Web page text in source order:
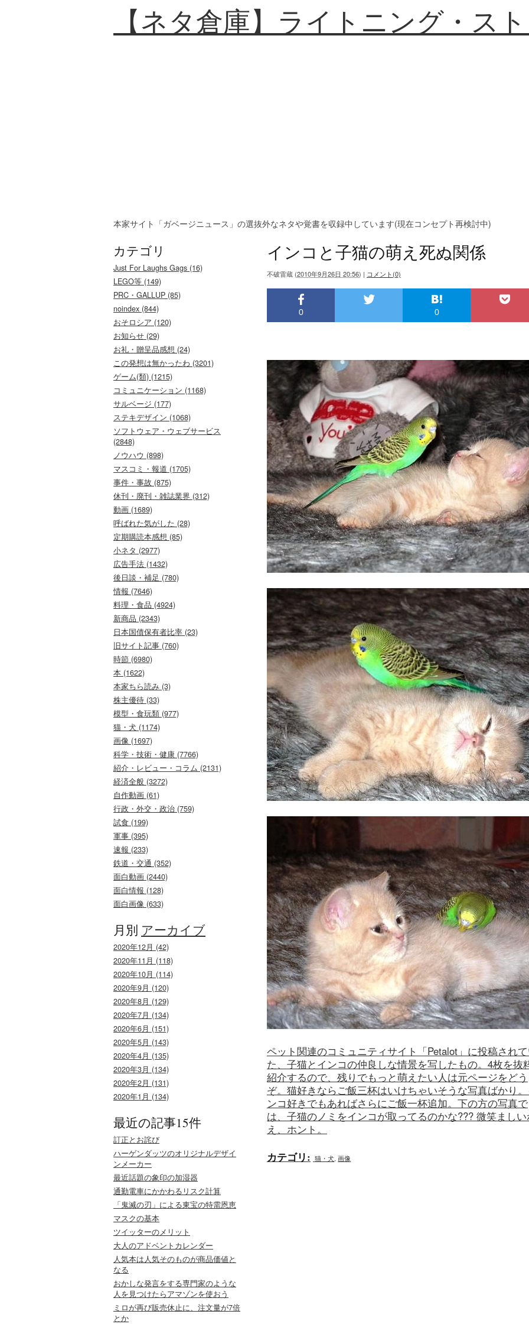
【ネタ倉庫】ライトニング・ス
本家サイト「ガベージニュース」の選抜外なネタや覚書を収録中しています(現在コンセプト再検討中)
インコと子猫の萌え死ぬ関係
不破雷蔵 (2010年9月26日 20:56) | コメント(0)
0 0
ペット関連のコミュニティサイト「Petalot」に投稿され
た、子猫とインコの仲良しな情景を写したもの。4枚を抜
紹介するので、残りでもっと萌えたい人は元ページをどう
ぞ。猫好きならご飯三杯はいけちゃいそうな写真ばかり
ンコ好きでもあればさらにご飯一杯追加。下の方の写真で
は、子猫のノミをインコが取ってるのかな??? 微笑まし
え、ホント。
カテゴリ: 猫・犬, 画像
カテゴリ
Just For Laughs Gags (16)
LEGO等 (149)
PRC・GALLUP (85)
noindex (844)
おそロシア (120)
お知らせ (29)
お礼・贈呈品感想 (24)
この発想は無かったわ (3201)
ゲーム(類) (1215)
コミュニケーション (1168)
サルベージ (177)
ステキデザイン (1068)
ソフトウェア・ウェブサービス
(2848)
ノウハウ (898)
マスコミ・報道 (1705)
事件・事故 (875)
休刊・廃刊・雑誌業界 (312)
動画 (1689)
呼ばれた気がした (28)
定期購読本感想 (85)
小ネタ (2977)
広告手法 (1432)
後日談・補足 (780)
情報 (7646)
料理・食品 (4924)
新商品 (2343)
日本国債保有者比率 (23)
旧サイト記事 (760)
時節 (6980)
本 (1622)
本家ちら読み (3)
株主優待 (33)
模型・食玩類 (977)
猫・犬 (1174)
画像 (1697)
科学・技術・健康 (7766)
紹介・レビュー・コラム (2131)
経済全般 (3272)
自作動画 (61)
行政・外交・政治 (759)
試食 (199)
軍事 (395)
速報 (233)
鉄道・交通 (352)
面白動画 (2440)
面白情報 (128)
面白画像 (633)
月別 アーカイブ
2020年12月 (42)
2020年11月 (118)
2020年10月 (114)
2020年9月 (120)
2020年8月 (129)
2020年7月 (134)
2020年6月 (151)
2020年5月 (143)
2020年4月 (135)
2020年3月 (134)
2020年2月 (131)
2020年1月 (134)
最近の記事15件
訂正とお詫び
ハーゲンダッツのオリジナルデザイ
ンメーカー
最近話題の象印の加湿器
通勤電車にかかわるリスク計算
「鬼滅の刃」による東宝の特需恩恵
マスクの基本
ツイッターのメリット
大人のアドベントカレンダー
人気本は人気そのものが商品価値と
なる
おかしな発言をする専門家のような
人を見つけたらアマゾンを使おう
ミロが再び販売休止に、注文量が7倍
とか